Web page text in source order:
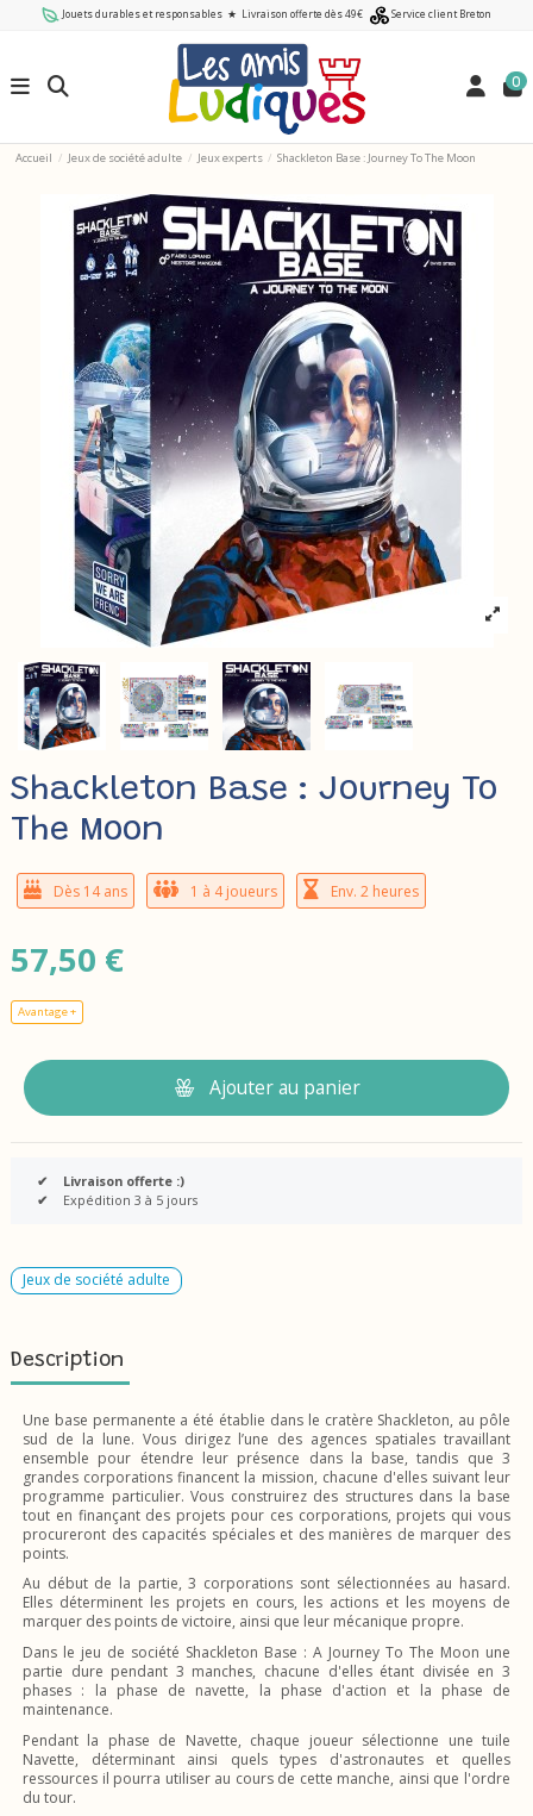
Jouets durables et responsables ★ Livraison offerte dès 49€ Service client Breton
0
Accueil Jeux de société adulte Jeux experts Shackleton Base : Journey To The Moon
Shackleton Base : Journey To
The Moon
Dès 14 ans 1 à 4 joueurs Env. 2 heures
57,50 €
Avantage +
Ajouter au panier
✔
Livraison offerte :)
✔
Expédition 3 à 5 jours
Jeux de société adulte
Description
Une base permanente a été établie dans le cratère Shackleton, au pôle
sud de la lune. Vous dirigez l’une des agences spatiales travaillant
ensemble pour étendre leur présence dans la base, tandis que 3
grandes corporations financent la mission, chacune d'elles suivant leur
programme particulier. Vous construirez des structures dans la base
tout en finançant des projets pour ces corporations, projets qui vous
procureront des capacités spéciales et des manières de marquer des
points.
Au début de la partie, 3 corporations sont sélectionnées au hasard.
Elles déterminent les projets en cours, les actions et les moyens de
marquer des points de victoire, ainsi que leur mécanique propre.
Dans le jeu de société Shackleton Base : A Journey To The Moon une
partie dure pendant 3 manches, chacune d'elles étant divisée en 3
phases : la phase de navette, la phase d'action et la phase de
maintenance.
Pendant la phase de Navette, chaque joueur sélectionne une tuile
Navette, déterminant ainsi quels types d'astronautes et quelles
ressources il pourra utiliser au cours de cette manche, ainsi que l'ordre
du tour.